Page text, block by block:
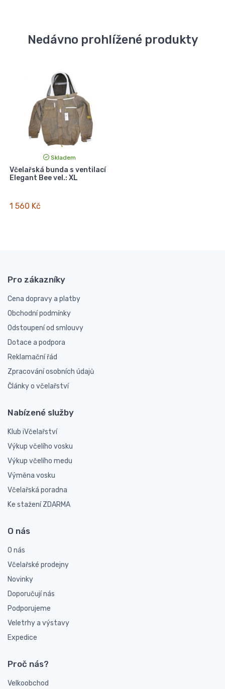
Nedávno prohlížené produkty
Skladem
Včelařská bunda s ventilací
Elegant Bee vel.: XL
1 560 Kč
Pro zákazníky
Cena dopravy a platby
Obchodní podmínky
Odstoupení od smlouvy
Dotace a podpora
Reklamační řád
Zpracování osobních údajů
Články o včelařství
Nabízené služby
Klub iVčelařství
Výkup včelího vosku
Výkup včelího medu
Výměna vosku
Včelařská poradna
Ke stažení ZDARMA
O nás
O nás
Včelařské prodejny
Novinky
Doporučují nás
Podporujeme
Veletrhy a výstavy
Expedice
Proč nás?
Velkoobchod